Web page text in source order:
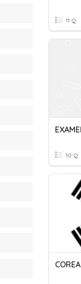
11 Q
10 Q